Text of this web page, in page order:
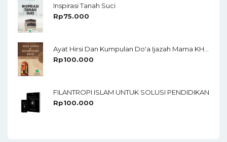
Inspirasi Tanah Suci
Rp75.000
Rp100.000
FILANTROPI ISLAM UNTUK SOLUSI PENDIDIKAN
Rp100.000